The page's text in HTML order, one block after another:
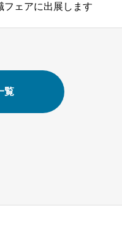
フェアに出展します
覧